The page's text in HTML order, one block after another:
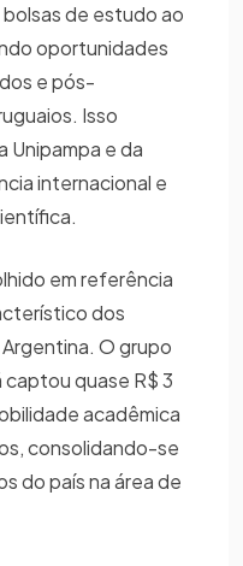
de estudo ao
oportunidades
e pós-
Isso
Unipampa e da
internacional e
em referência
dos
O grupo
captou quase R$ 3
acadêmica
consolidando-se
do país na área de